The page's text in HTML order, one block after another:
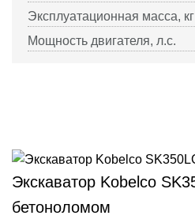
Эксплуатационная масса, кг
Мощность двигателя, л.с.
Экскаватор Kobelco
бетоноломом